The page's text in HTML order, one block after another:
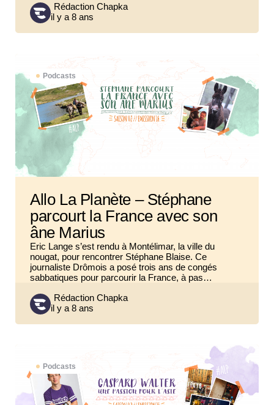
Posted
by
Rédaction Chapka
il y a 8 ans
Podcasts
Allo La Planète – Stéphane
parcourt la France avec son
âne Marius
Eric Lange s’est rendu à Montélimar, la ville du
nougat, pour rencontrer Stéphane Blaise. Ce
journaliste Drômois a posé trois ans de congés
sabbatiques pour parcourir la France, à pas…
Posted
by
Rédaction Chapka
il y a 8 ans
Podcasts